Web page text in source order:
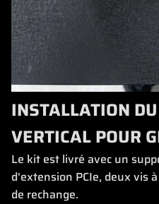
INSTALLATION
VERTICAL POUR
Le kit est livré avec un
d'extension PCIe, deux vis
de rechange.